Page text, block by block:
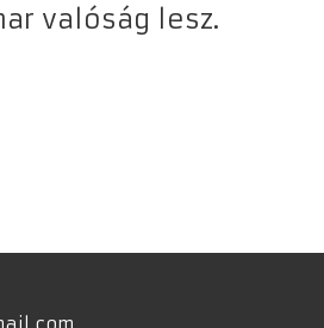
valóság lesz.